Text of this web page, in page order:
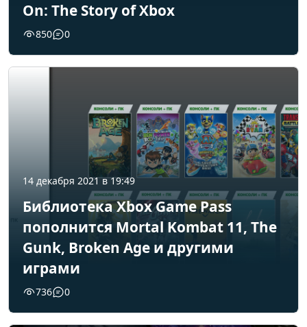
On: The Story of Xbox
850 0
14 декабря 2021 в 19:49
Библиотека Xbox Game Pass
пополнится Mortal Kombat 11, The
Gunk, Broken Age и другими
играми
736 0